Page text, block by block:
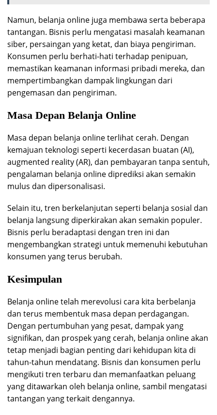
Namun, belanja online juga membawa serta beberapa
tantangan. Bisnis perlu mengatasi masalah keamanan
siber, persaingan yang ketat, dan biaya pengiriman.
Konsumen perlu berhati-hati terhadap penipuan,
memastikan keamanan informasi pribadi mereka, dan
mempertimbangkan dampak lingkungan dari
pengemasan dan pengiriman.
Masa Depan Belanja Online
Masa depan belanja online terlihat cerah. Dengan
kemajuan teknologi seperti kecerdasan buatan (AI),
augmented reality (AR), dan pembayaran tanpa sentuh,
pengalaman belanja online diprediksi akan semakin
mulus dan dipersonalisasi.
Selain itu, tren berkelanjutan seperti belanja sosial dan
belanja langsung diperkirakan akan semakin populer.
Bisnis perlu beradaptasi dengan tren ini dan
mengembangkan strategi untuk memenuhi kebutuhan
konsumen yang terus berubah.
Kesimpulan
Belanja online telah merevolusi cara kita berbelanja
dan terus membentuk masa depan perdagangan.
Dengan pertumbuhan yang pesat, dampak yang
signifikan, dan prospek yang cerah, belanja online akan
tetap menjadi bagian penting dari kehidupan kita di
tahun-tahun mendatang. Bisnis dan konsumen perlu
mengikuti tren terbaru dan memanfaatkan peluang
yang ditawarkan oleh belanja online, sambil mengatasi
tantangan yang terkait dengannya.